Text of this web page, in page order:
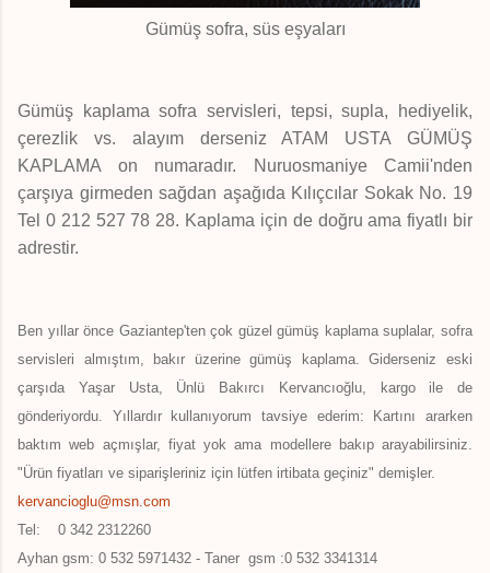
Gümüş sofra, süs eşyaları
Gümüş kaplama sofra servisleri, tepsi, supla, hediyelik,
çerezlik vs. alayım derseniz ATAM USTA GÜMÜŞ
KAPLAMA on numaradır. Nuruosmaniye Camii'nden
çarşıya girmeden sağdan aşağıda Kılıçcılar Sokak No. 19
Tel 0 212 527 78 28. Kaplama için de doğru ama fiyatlı bir
adrestir.
Ben yıllar önce Gaziantep'ten çok güzel gümüş kaplama suplalar, sofra
servisleri almıştım, bakır üzerine gümüş kaplama. Giderseniz eski
çarşıda Yaşar Usta, Ünlü Bakırcı Kervancıoğlu, kargo ile de
gönderiyordu. Yıllardır kullanıyorum tavsiye ederim: Kartını ararken
baktım web açmışlar, fiyat yok ama modellere bakıp arayabilirsiniz.
"Ürün fiyatları ve siparişleriniz için lütfen irtibata geçiniz" demişler.
kervancioglu@msn.com
Tel: 0 342 2312260
Ayhan gsm: 0 532 5971432 - Taner gsm :0 532 3341314